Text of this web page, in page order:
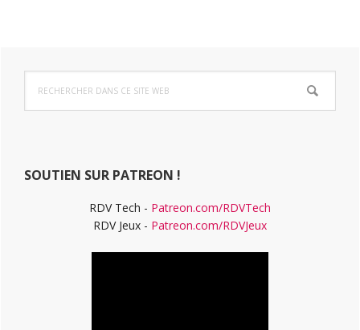
Barre
latérale
dans
ce
SOUTIEN SUR PATREON !
RDV Tech - Patreon.com/RDVTech
RDV Jeux - Patreon.com/RDVJeux